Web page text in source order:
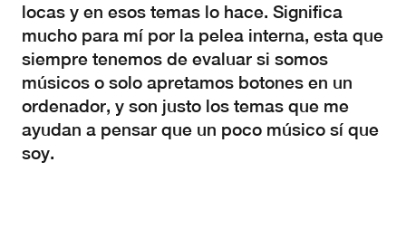
locas y en esos temas lo hace. Significa
mucho para mí por la pelea interna, esta que
siempre tenemos de evaluar si somos
músicos o solo apretamos botones en un
ordenador, y son justo los temas que me
ayudan a pensar que un poco músico sí que
soy.